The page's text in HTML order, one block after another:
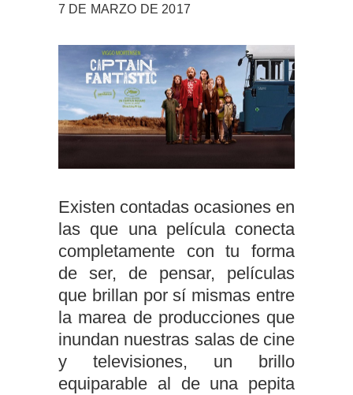
7 DE MARZO DE 2017
Existen contadas ocasiones en
las que una película conecta
completamente con tu forma
de ser, de pensar, películas
que brillan por sí mismas entre
la marea de producciones que
inundan nuestras salas de cine
y televisiones, un brillo
equiparable al de una pepita